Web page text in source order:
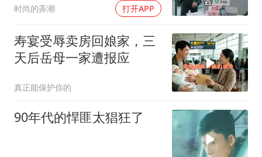
时尚的弄潮 打开APP
寿宴受辱卖房回娘家，三
天后岳母一家遭报应
真正能保护你的
90年代的悍匪太猖狂了